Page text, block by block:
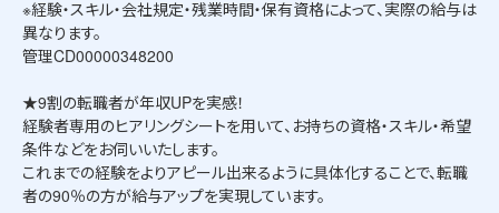
※経験・スキル・会社規定・残業時間・保有資格によって、実際の給与は
異なります。
管理CD00000348200
★9割の転職者が年収UPを実感！
経験者専用のヒアリングシートを用いて、お持ちの資格・スキル・希望
条件などをお伺いいたします。
これまでの経験をよりアピール出来るように具体化することで、転職
者の90％の方が給与アップを実現しています。